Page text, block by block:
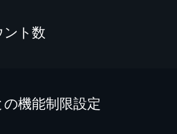
ト数
機能制限設定